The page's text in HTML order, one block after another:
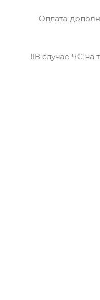
Оплата
‼В случае ЧС на